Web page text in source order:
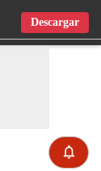
Descargar